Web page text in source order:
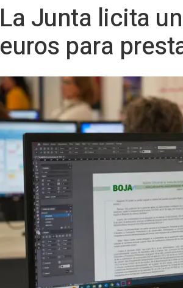
La Junta licita
euros para